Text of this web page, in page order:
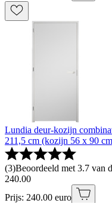
Lundia deur-kozijn
211,5 cm (kozijn 56 x 90
(3)Beoordeeld met 3.7 van
240.00
Prijs: 240.00 euro